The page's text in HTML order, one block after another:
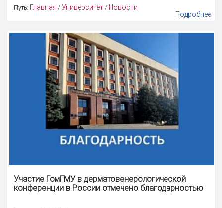
Путь: Главная / Университет / Новости
Подробнее
Участие ГомГМУ в дерматовенерологической
конференции в России отмечено благодарностью